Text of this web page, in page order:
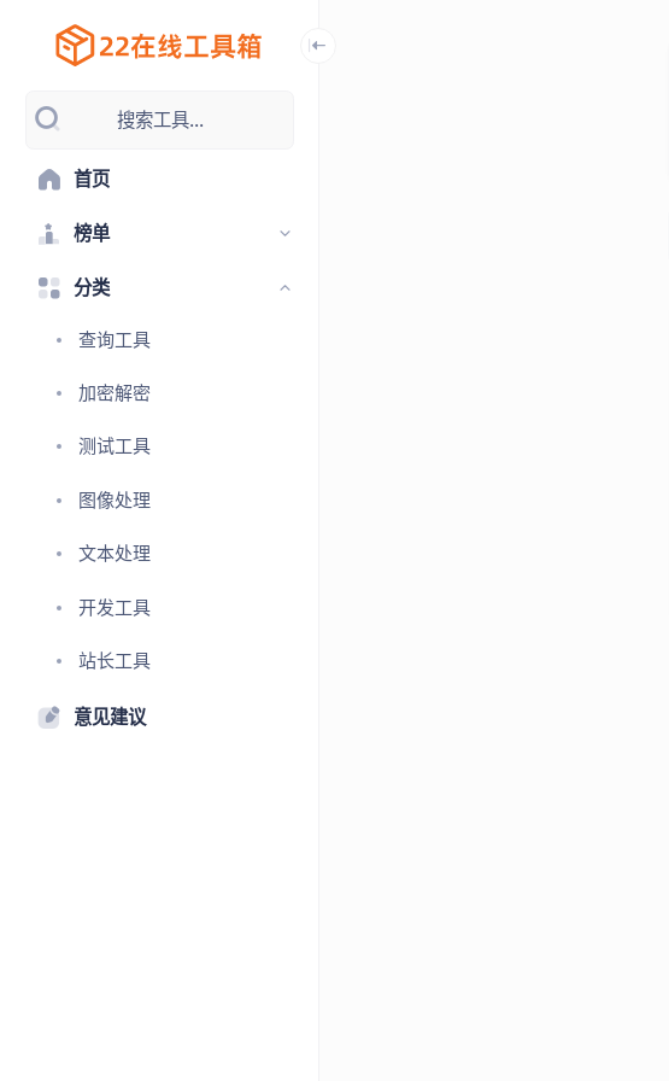
搜索工具...
首页
榜单
分类
查询工具
加密解密
测试工具
图像处理
文本处理
开发工具
站长工具
意见建议